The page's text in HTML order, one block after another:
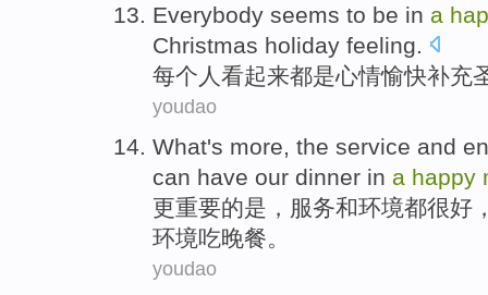
Everybody seems to be in a
Christmas holiday feeling
每个人 看起来都是心情愉快补充
youdao
What's more, the service and
can have our dinner in a happy
更重要的是 ， 服务和环境都很好
环境吃晚餐。
youdao